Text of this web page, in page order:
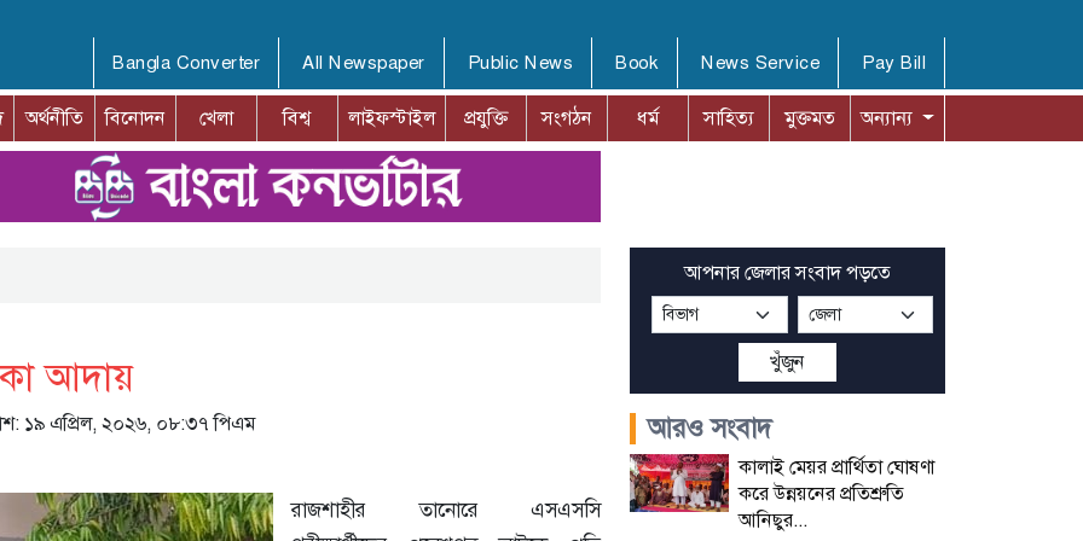
Bangla Converter All Newspaper Public News Book News Service Pay Bill
অর্থনীতি বিনোদন খেলা বিশ্ব লাইফস্টাইল প্রযুক্তি সংগঠন ধর্ম সাহিত্য মুক্তমত অন্যান্য
আদায়
১৯ এপ্রিল, ২০২৬, ০৮:৩৭ পিএম
রাজশাহীর তানোরে এসএসসি
আপনার জেলার সংবাদ পড়তে
খুঁজুন
আরও সংবাদ
কালাই মেয়র প্রার্থিতা ঘোষণা
করে উন্নয়নের প্রতিশ্রুতি
আনিছুর...